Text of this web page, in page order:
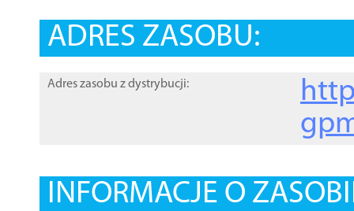
ADRES ZASOBU:
Adres zasobu z dystrybucji:
INFORMACJE O